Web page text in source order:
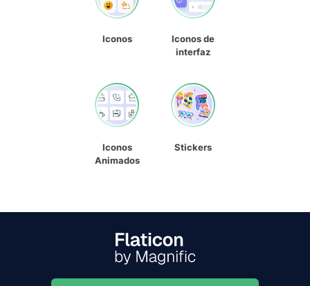
Iconos
Iconos de
interfaz
Iconos
Animados
Stickers